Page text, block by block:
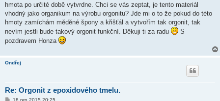
e
k
hmota po určité době vytvrdne. Chci se vás zeptat, je tento materiál
vhodný jako organikum na výrobu orgonitu? Jde mi o to že pokud do této
hmoty zamíchám měděné špony a křišťál a vytvořím tak orgonit, tak
nevím jestli bude takový orgonit funkční. Děkuji ti za radu
S
pozdravem Honza
Ondřej
Re: Orgonit z epoxidového tmelu.
P18 pro 2015 20:25